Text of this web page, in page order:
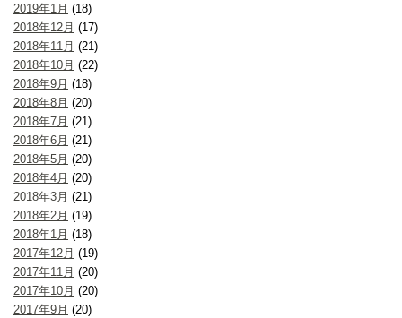
2019年1月 (18)
2018年12月 (17)
2018年11月 (21)
2018年10月 (22)
2018年9月 (18)
2018年8月 (20)
2018年7月 (21)
2018年6月 (21)
2018年5月 (20)
2018年4月 (20)
2018年3月 (21)
2018年2月 (19)
2018年1月 (18)
2017年12月 (19)
2017年11月 (20)
2017年10月 (20)
2017年9月 (20)